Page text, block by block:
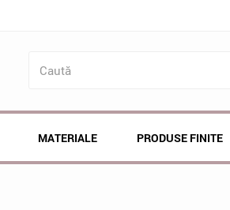
MATERIALE PRODUSE FINITE